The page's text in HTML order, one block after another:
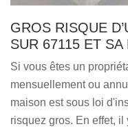
GROS RISQUE
SUR 67115 ET SA
Si vous êtes un
mensuellement ou
maison est sous loi
risquez gros. En effet,